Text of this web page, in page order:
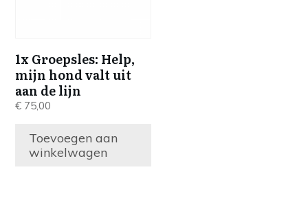
1x Groepsles: Help,
mijn hond valt uit
aan de lijn
€ 75,00
Toevoegen aan
winkelwagen